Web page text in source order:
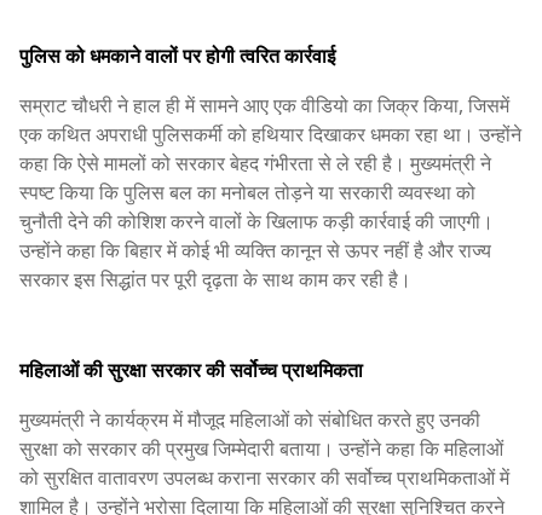
पुलिस को धमकाने वालों पर होगी त्वरित कार्रवाई
सम्राट चौधरी ने हाल ही में सामने आए एक वीडियो का जिक्र किया, जिसमें
एक कथित अपराधी पुलिसकर्मी को हथियार दिखाकर धमका रहा था। उन्होंने
कहा कि ऐसे मामलों को सरकार बेहद गंभीरता से ले रही है। मुख्यमंत्री ने
स्पष्ट किया कि पुलिस बल का मनोबल तोड़ने या सरकारी व्यवस्था को
चुनौती देने की कोशिश करने वालों के खिलाफ कड़ी कार्रवाई की जाएगी।
उन्होंने कहा कि बिहार में कोई भी व्यक्ति कानून से ऊपर नहीं है और राज्य
सरकार इस सिद्धांत पर पूरी दृढ़ता के साथ काम कर रही है।
महिलाओं की सुरक्षा सरकार की सर्वोच्च प्राथमिकता
मुख्यमंत्री ने कार्यक्रम में मौजूद महिलाओं को संबोधित करते हुए उनकी
सुरक्षा को सरकार की प्रमुख जिम्मेदारी बताया। उन्होंने कहा कि महिलाओं
को सुरक्षित वातावरण उपलब्ध कराना सरकार की सर्वोच्च प्राथमिकताओं में
शामिल है। उन्होंने भरोसा दिलाया कि महिलाओं की सुरक्षा सुनिश्चित करने